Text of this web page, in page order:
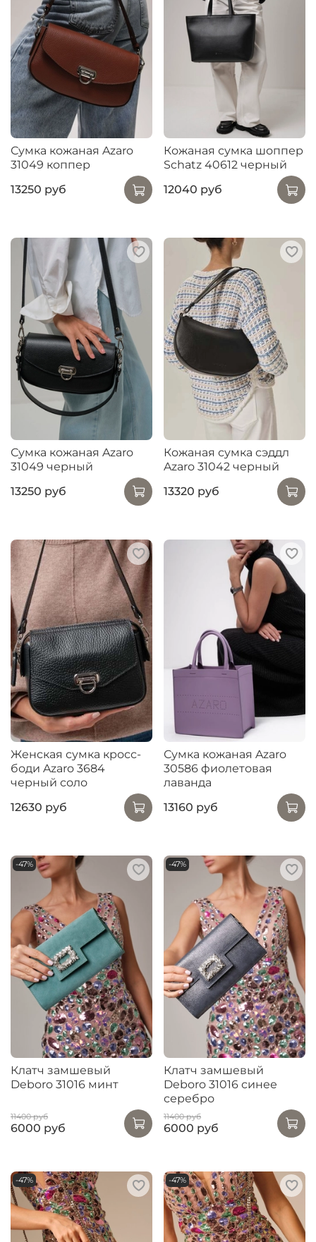
Сумка кожаная Azaro
31049 коппер
13250 руб
Кожаная сумка шоппер
Schatz 40612 черный
12040 руб
Сумка кожаная Azaro
31049 черный
13250 руб
Кожаная сумка сэддл
Azaro 31042 черный
13320 руб
Женская сумка кросс-
боди Azaro 3684
черный соло
12630 руб
Сумка кожаная Azaro
30586 фиолетовая
лаванда
13160 руб
-47%
Клатч замшевый
Deboro 31016 минт
11400 руб
6000 руб
-47%
Клатч замшевый
Deboro 31016 синее
серебро
11400 руб
6000 руб
-47% -47%